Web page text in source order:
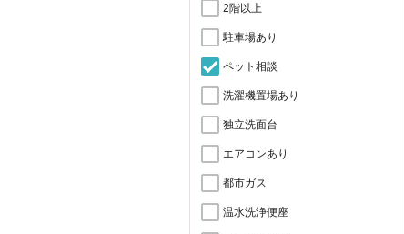
2階以上
駐車場あり
ペット相談
洗濯機置場あり
独立洗面台
エアコンあり
都市ガス
温水洗浄便座